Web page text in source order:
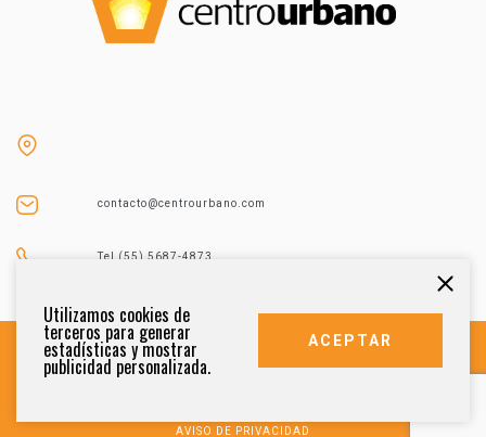
contacto@centrourbano.com
Tel (55) 5687-4873
AVISO DE PRIVACIDAD
Utilizamos cookies de
terceros para generar
estadísticas y mostrar
publicidad personalizada.
ACEPTAR